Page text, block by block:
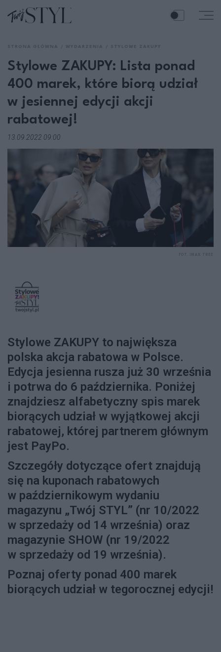
Stylowe ZAKUPY: Lista ponad
400 marek, które biorą udział
w jesiennej edycji akcji
rabatowej!
13.09.2022 09:00
Stylowe ZAKUPY to największa
polska akcja rabatowa w Polsce.
Edycja jesienna rusza już 30 września
i potrwa do 6 października. Poniżej
znajdziesz alfabetyczny spis marek
biorących udział w wyjątkowej akcji
rabatowej, której partnerem głównym
jest PayPo.
Szczegóły dotyczące ofert znajdują
się na kuponach rabatowych
w październikowym wydaniu
magazynu „Twój STYL” (nr 10/2022
w sprzedaży od 14 września) oraz
magazynie SHOW (nr 19/2022
w sprzedaży od 19 września).
Poznaj oferty ponad 400 marek
biorących udział w tegorocznej edycji!